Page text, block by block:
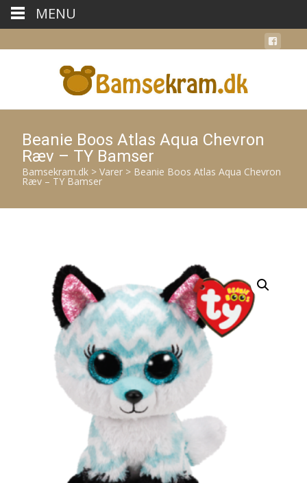
Beanie Boos Atlas Aqua Chevron
Ræv – TY Bamser
Bamsekram.dk > Varer > Beanie Boos Atlas Aqua Chevron
Ræv – TY Bamser
MENU